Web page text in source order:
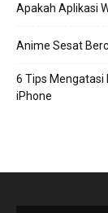
Apakah Aplikasi
Anime Sesat
6 Tips Mengatasi
iPhone